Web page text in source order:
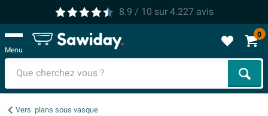
8.9 / 10 sur4.227 avis
Menu
0
Vers plans sous vasque